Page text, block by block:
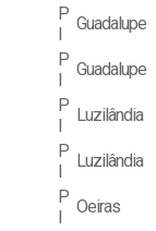
P
I
Guadalupe
P
I
Guadalupe
P
I
Luzilândia
P
I
Luzilândia
P
I
Oeiras